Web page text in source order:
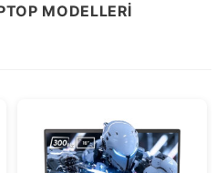
MODELLERI